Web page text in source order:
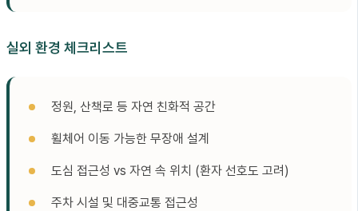
실외 환경 체크리스트
정원, 산책로 등 자연 친화적 공간
휠체어 이동 가능한 무장애 설계
도심 접근성 vs 자연 속 위치 (환자 선호도 고려)
주차 시설 및 대중교통 접근성